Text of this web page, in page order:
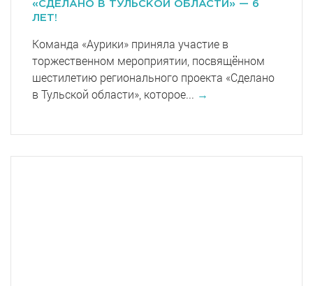
«СДЕЛАНО В ТУЛЬСКОЙ ОБЛАСТИ» — 6
ЛЕТ!
Команда «Аурики» приняла участие в
торжественном мероприятии, посвящённом
шестилетию регионального проекта «Сделано
в Тульской области», которое... →